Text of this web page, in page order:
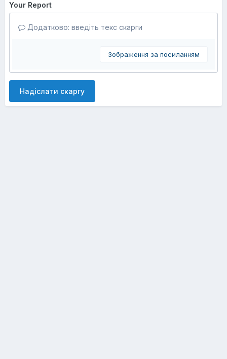
Your Report
Додатково: введіть текс скарги
Зображення за посиланням
Надіслати скаргу